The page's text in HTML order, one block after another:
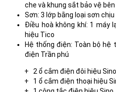
che và khung sắt bảo vệ bên
Sơn: 3 lớp bằng loại sơn
Điều hoà không khí: 1 máy
hiệu Tico
Hệ thống điện: Toàn bộ hệ
điện Trần phú
+ 2 ổ cắm điện đôi hiệu Sino
+ 1 ổ cắm điện thoại hiệu